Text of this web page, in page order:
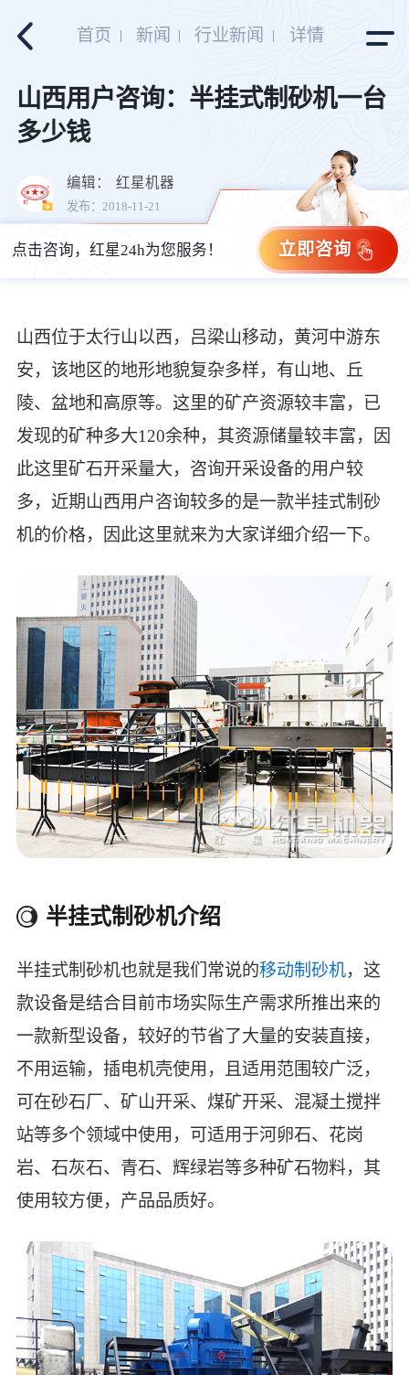
首页 新闻 行业新闻 详情
山西用户咨询：半挂式制砂机一台
多少钱
编辑： 红星机器
发布：2018-11-21
立即咨询
点击咨询，红星24h为您服务！
山西位于太行山以西，吕梁山移动，黄河中游东
安，该地区的地形地貌复杂多样，有山地、丘
陵、盆地和高原等。这里的矿产资源较丰富，已
发现的矿种多大120余种，其资源储量较丰富，因
此这里矿石开采量大，咨询开采设备的用户较
多，近期山西用户咨询较多的是一款半挂式制砂
机的价格，因此这里就来为大家详细介绍一下。
半挂式制砂机介绍
半挂式制砂机也就是我们常说的移动制砂机，这
款设备是结合目前市场实际生产需求所推出来的
一款新型设备，较好的节省了大量的安装直接，
不用运输，插电机壳使用，且适用范围较广泛，
可在砂石厂、矿山开采、煤矿开采、混凝土搅拌
站等多个领域中使用，可适用于河卵石、花岗
岩、石灰石、青石、辉绿岩等多种矿石物料，其
使用较方便，产品品质好。